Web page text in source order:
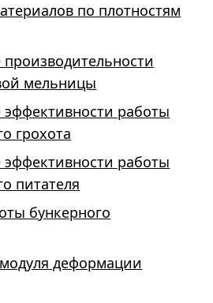
по плотностям
мельницы
эффективности работы
грохота
эффективности работы
питателя
бункерного
деформации